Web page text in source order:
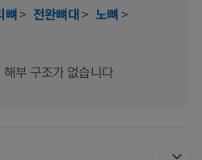
뼈> 전완뼈대> 노뼈>
부 구조가 없습니다